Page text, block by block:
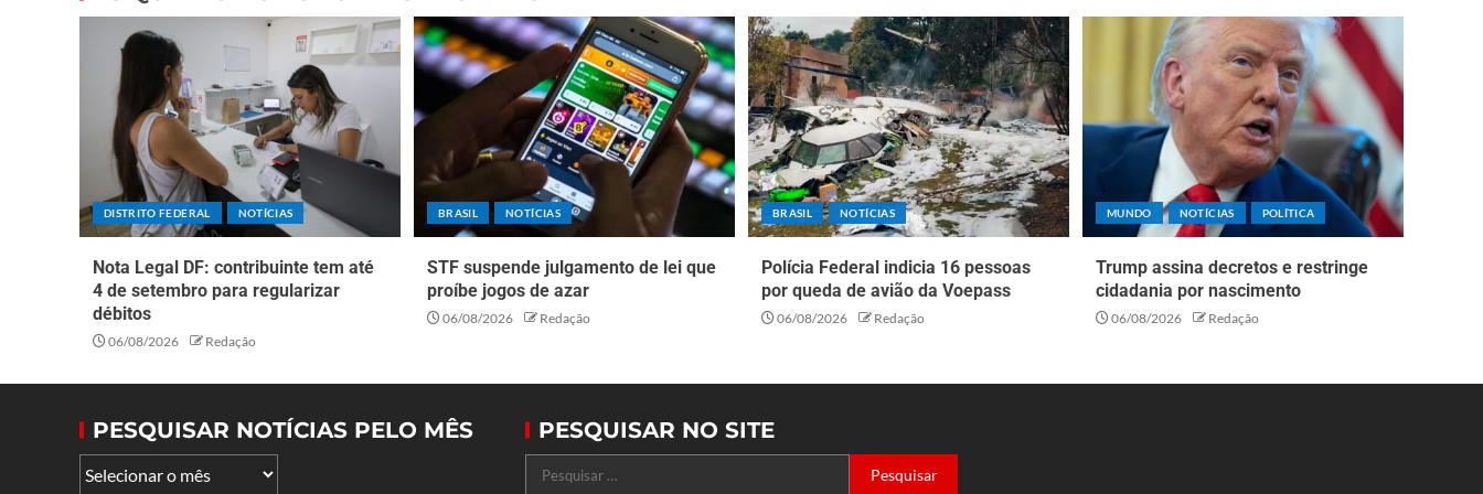
DISTRITO FEDERAL NOTÍCIAS
Nota Legal DF: contribuinte tem até
4 de setembro para regularizar
débitos
06/08/2026 Redação
BRASIL NOTÍCIAS
STF suspende julgamento de lei que
proíbe jogos de azar
06/08/2026 Redação
BRASIL NOTÍCIAS
Polícia Federal indicia 16 pessoas
por queda de avião da Voepass
06/08/2026 Redação
MUNDO NOTÍCIAS POLÍTICA
Trump assina decretos e restringe
cidadania por nascimento
06/08/2026 Redação
PESQUISAR NOTÍCIAS PELO MÊS PESQUISAR NO SITE